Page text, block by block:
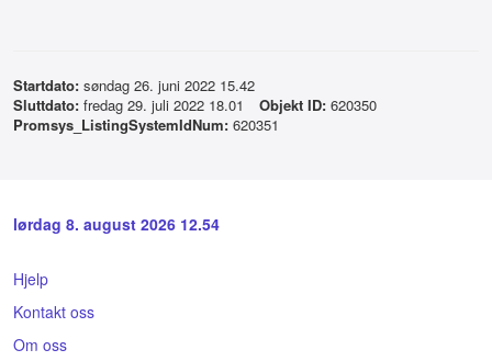
Startdato: søndag 26. juni 2022 15.42
Sluttdato: fredag 29. juli 2022 18.01 Objekt ID: 620350
Promsys_ListingSystemIdNum: 620351
lørdag 8. august 2026 12.54
Hjelp
Kontakt oss
Om oss